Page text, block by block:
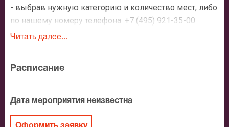
- выбрав нужную категорию и количество мест, либо
по нашему номеру телефона: +7 (495) 921-35-00.
После оформления заявки с Вами свяжется
зрительном зале, о том как заказать билет и утвердит
адрес доставки.
Ак Барс
Читать далее...
Расписание
Дата мероприятия неизвестна